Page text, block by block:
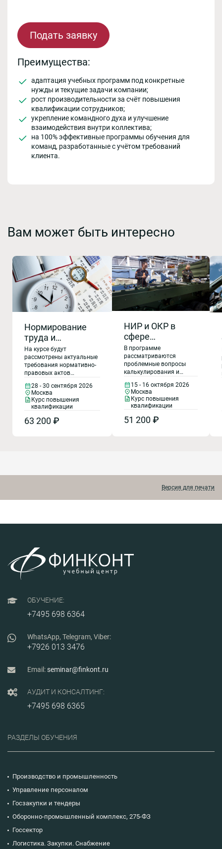
Подать заявку
Преимущества:
адаптация учебных программ под конкретные
нужды и текущие задачи компании;
рост производительности за счёт повышения
квалификации сотрудников;
укрепление командного духа и улучшение
взаимодействия внутри коллектива;
на 100% эффективные программы обучения для
команд, разработанные с учётом требований
клиента.
Вам может быть интересно
Нормирование
труда и
обоснование
трудоемкости
работ при
выполнении
государственного
заказа
На курсе будут
рассмотрены актуальные
требования нормативно-
правовых актов
обоснование трудозатрат
при выполнении
государственного
порядок обоснования
практические решения по
трудозатрат.
28 - 30 сентября 2026
Москва
Курс повышения
квалификации
63 200 ₽
НИР и ОКР в
сфере
Гособоронзаказа:
новые правила
учета,
калькулирования
и обоснования
цены
В программе
рассматриваются
проблемные вопросы
калькулирования и
продукцию НИР (ОКР) в
сфере ГОЗ, проблемные
вопросы обоснования
правилам 2026 года,
налогообложении НИР
ведения раздельного
учета и составления
рамках ГОЗ.
15 - 16 октября 2026
Москва
Курс повышения
квалификации
51 200 ₽
Версия для печати
ОБУЧЕНИЕ:
+7495 698 6364
WhatsApp, Telegram, Viber:
+7926 013 3476
Email:seminar@finkont.ru
АУДИТ И КОНСАЛТИНГ:
+7495 698 6365
РАЗДЕЛЫ ОБУЧЕНИЯ
Производство и промышленность
Управление персоналом
Госзакупки и тендеры
Оборонно-промышленный комплекс, 275-ФЗ
Госсектор
Логистика. Закупки. Снабжение